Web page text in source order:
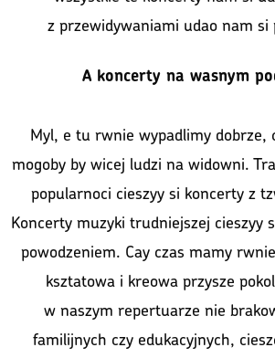
z przewidywaniami udao nam si
A koncerty na wasnym
Myl, e tu rwnie wypadlimy dobrze,
mogoby by wicej ludzi na widowni.
popularnoci cieszyy si koncerty z
Koncerty muzyki trudniejszej cieszyy
powodzeniem. Cay czas mamy
ksztatowa i kreowa przysze
w naszym repertuarze nie
familijnych czy edukacyjnych,